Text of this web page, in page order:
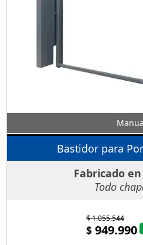
Bastidor para
Fabricado
Todo
$ 949.990
$ 1.055.544